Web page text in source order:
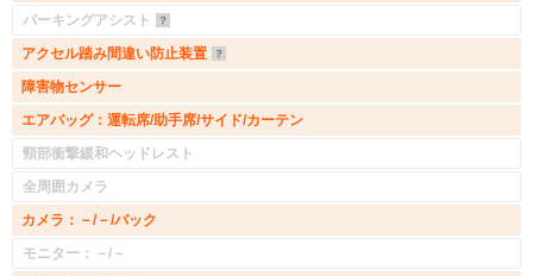
パーキングアシスト
アクセル踏み間違い防止装置
障害物センサー
エアバッグ：運転席/助手席/サイド/カーテン
頸部衝撃緩和ヘッドレスト
全周囲カメラ
カメラ：－/－/バック
モニター：－/－